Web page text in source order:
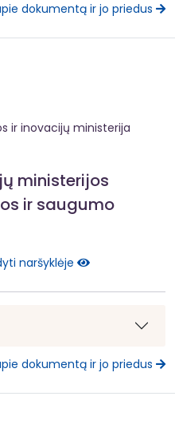
dokumentą ir jo priedus
ir inovacijų ministerija
ministerijos
ir saugumo
naršyklėje
dokumentą ir jo priedus